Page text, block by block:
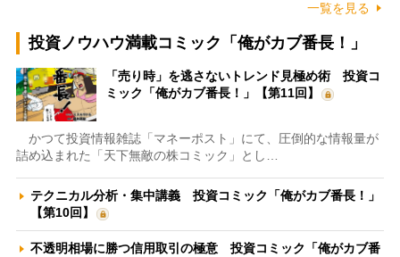
一覧を見る
投資ノウハウ満載コミック「俺がカブ番長！」
「売り時」を逃さないトレンド見極め術 投資コ
ミック「俺がカブ番長！」【第11回】
かつて投資情報雑誌「マネーポスト」にて、圧倒的な情報量が
詰め込まれた「天下無敵の株コミック」とし…
テクニカル分析・集中講義 投資コミック「俺がカブ番長！」
【第10回】
不透明相場に勝つ信用取引の極意 投資コミック「俺がカブ番